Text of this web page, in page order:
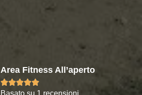
Area Fitness All’aperto

Basato su 1 recensioni